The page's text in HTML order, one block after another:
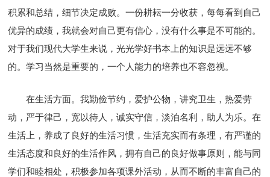
积累和总结，细节决定成败。一份耕耘一分收获，每每看到自己
优异的成绩，我就会对自己更有信心，没有什么事是不可能的。
对于我们现代大学生来说，光光学好书本上的知识是远远不够
的。学习当然是重要的，一个人能力的培养也不容忽视。
在生活方面。我勤俭节约，爱护公物，讲究卫生，热爱劳
动，严于律己，宽以待人，诚实守信，淡泊名利，助人为乐。在
生活上，养成了良好的生活习惯，生活充实而有条理，有严谨的
生活态度和良好的生活作风，拥有自己的良好做事原则，能与同
学们和睦相处，积极参加各项课外活动，从而不断的丰富自己的